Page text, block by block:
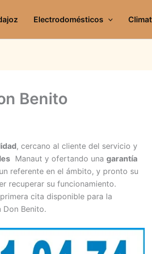
Electrodomésticos
Benito
, cercano al cliente del servicio y
Manaut y ofertando una garantía
referente en el ámbito, y pronto su
recuperar su funcionamiento.
cita disponible para la
Don Benito.